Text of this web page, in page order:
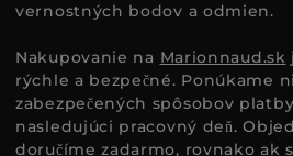
vernostných bodov a odmien.
Nakupovanie na Marionnaud.sk
rýchle a bezpečné. Ponúkame
zabezpečených spôsobov
nasledujúci pracovný deň.
doručíme zadarmo, rovnako ak